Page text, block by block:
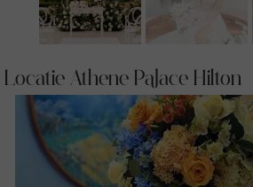
Locatie Athene Palace Hilton